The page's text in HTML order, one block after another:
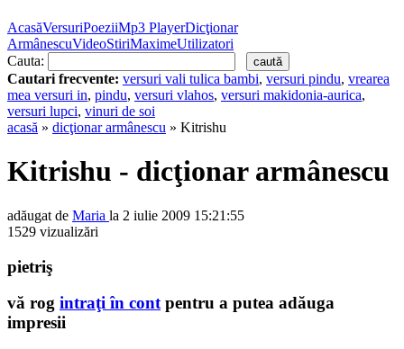
AcasăVersuriPoeziiMp3 PlayerDicţionar
ArmânescuVideoStiriMaximeUtilizatori
Cauta:
Cautari frecvente: versuri vali tulica bambi, versuri pindu, vrearea
mea versuri in, pindu, versuri vlahos, versuri makidonia-aurica,
versuri lupci, vinuri de soi
acasă » dicţionar armânescu » Kitrishu
Kitrishu - dicţionar armânescu
adăugat de Maria la 2 iulie 2009 15:21:55
1529 vizualizări
pietriş
vă rog intraţi în contpentru a putea adăuga
impresii